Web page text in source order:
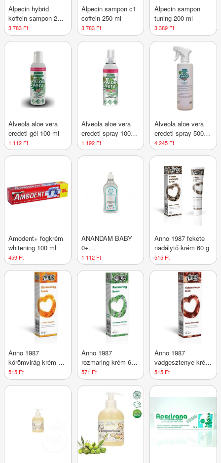
Alpecin hybrid
koffein sampon 250
ml
3 783 Ft
Alpecin sampon c1
coffein 250 ml
3 783 Ft
Alpecin sampon
tuning 200 ml
3 389 Ft
Alveola aloe vera
eredeti gél 100 ml
1 112 Ft
Alveola aloe vera
eredeti spray 100
ml
1 192 Ft
Alveola aloe vera
eredeti spray 500
ml
4 245 Ft
Amodent+ fogkrém
whitening 100 ml
459 Ft
ANANDAM BABY
0+
ALLERGÉNMENTES
ILLATMENTES
MOSOGATÓSZER
1 112 Ft
Anno 1987 fekete
nadálytő krém 60 g
515 Ft
Anno 1987
körömvirág krém 60
g
515 Ft
Anno 1987
rozmaring krém 60
g
571 Ft
Anno 1987
vadgesztenye krém
60 g
515 Ft